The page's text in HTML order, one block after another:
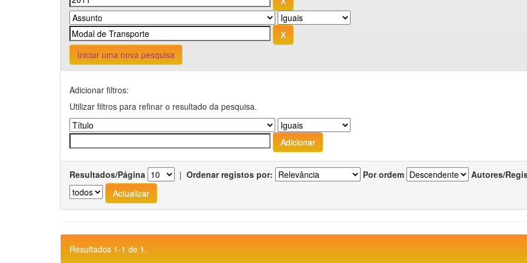
Iniciar uma nova pesquisa
Adicionar filtros:
Utilizar filtros para refinar o resultado da pesquisa.
Resultados/Página | Ordenar registos por: Por ordem Autores/
Resultados 1-1 de 1.